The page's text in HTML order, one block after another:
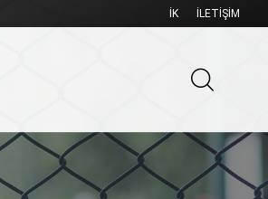
İK İLETIŞIM